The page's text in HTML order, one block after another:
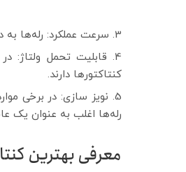
سرعت عملکرد: رله‌ها به
قابلیت تحمل ولتاژ:
کنتاکتورها دارند.
نویز سازی: در برخی
رله‌ها اغلب به عنوان یک
معرفی بهترین